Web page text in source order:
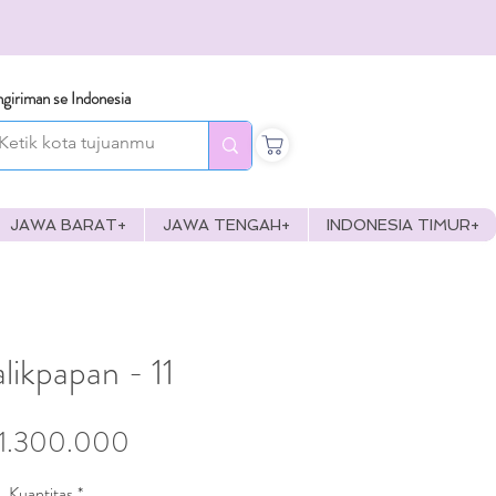
se Indonesia
JAWA BARAT+ JAWA TENGAH+ INDONESIA TIMUR+
- 11